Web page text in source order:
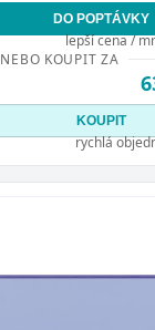
DO POPTÁVKY
lepší cena /
NEBO KOUPIT ZA
KOUPIT
rychlá